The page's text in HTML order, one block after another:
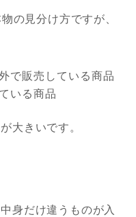
の見分け方ですが、
で販売している商品
いる商品
大きいです。
身だけ違うものが入